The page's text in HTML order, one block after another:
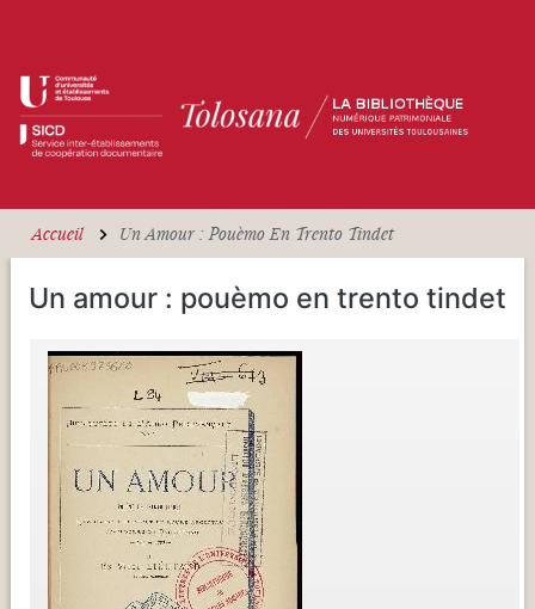
Accueil Un Amour : Pouèmo En Trento Tindet
Un amour : pouèmo en trento tindet